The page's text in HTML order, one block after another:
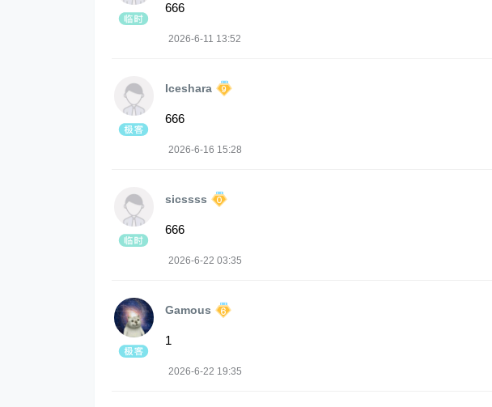
666
2026-6-11 13:52
Iceshara
666
2026-6-16 15:28
sicssss
666
2026-6-22 03:35
Gamous
1
2026-6-22 19:35